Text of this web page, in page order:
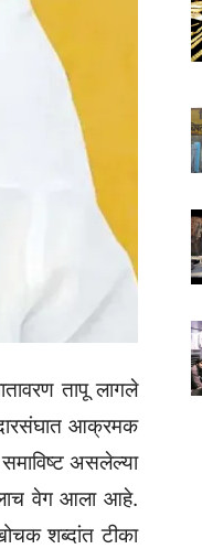
तापू लागले
आक्रमक
असलेल्या
वेग आला आहे.
शब्दांत टीका